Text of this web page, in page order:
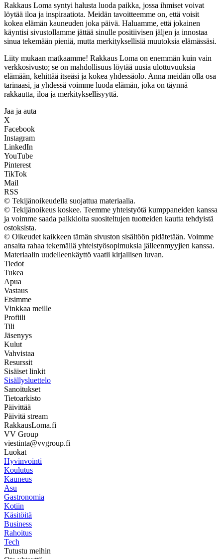
Rakkaus Loma syntyi halusta luoda paikka, jossa ihmiset voivat
löytää iloa ja inspiraatiota. Meidän tavoitteemme on, että voisit
kokea elämän kauneuden joka päivä. Haluamme, että jokainen
käyntisi sivustollamme jättää sinulle positiivisen jäljen ja innostaa
sinua tekemään pieniä, mutta merkityksellisiä muutoksia elämässäsi.
Liity mukaan matkaamme! Rakkaus Loma on enemmän kuin vain
verkkosivusto; se on mahdollisuus löytää uusia ulottuvuuksia
elämään, kehittää itseäsi ja kokea yhdessäolo. Anna meidän olla osa
tarinaasi, ja yhdessä voimme luoda elämän, joka on täynnä
rakkautta, iloa ja merkityksellisyyttä.
Jaa ja auta
X
Facebook
Instagram
LinkedIn
YouTube
Pinterest
TikTok
Mail
RSS
© Tekijänoikeudella suojattua materiaalia.
© Tekijänoikeus koskee. Teemme yhteistyötä kumppaneiden kanssa
ja voimme saada palkkioita suositeltujen tuotteiden kautta tehdyistä
ostoksista.
© Oikeudet kaikkeen tämän sivuston sisältöön pidätetään. Voimme
ansaita rahaa tekemällä yhteistyösopimuksia jälleenmyyjien kanssa.
Materiaalin uudelleenkäyttö vaatii kirjallisen luvan.
Tiedot
Tukea
Apua
Vastaus
Etsimme
Vinkkaa meille
Profiili
Tili
Jäsenyys
Kulut
Vahvistaa
Resurssit
Sisäiset linkit
Sisällysluettelo
Sanoitukset
Tietoarkisto
Päivittää
Päivitä stream
RakkausLoma.fi
VV Group
viestinta@vvgroup.fi
Luokat
Hyvinvointi
Koulutus
Kauneus
Asu
Gastronomia
Kotiin
Käsitöitä
Business
Rahoitus
Tech
Tutustu meihin